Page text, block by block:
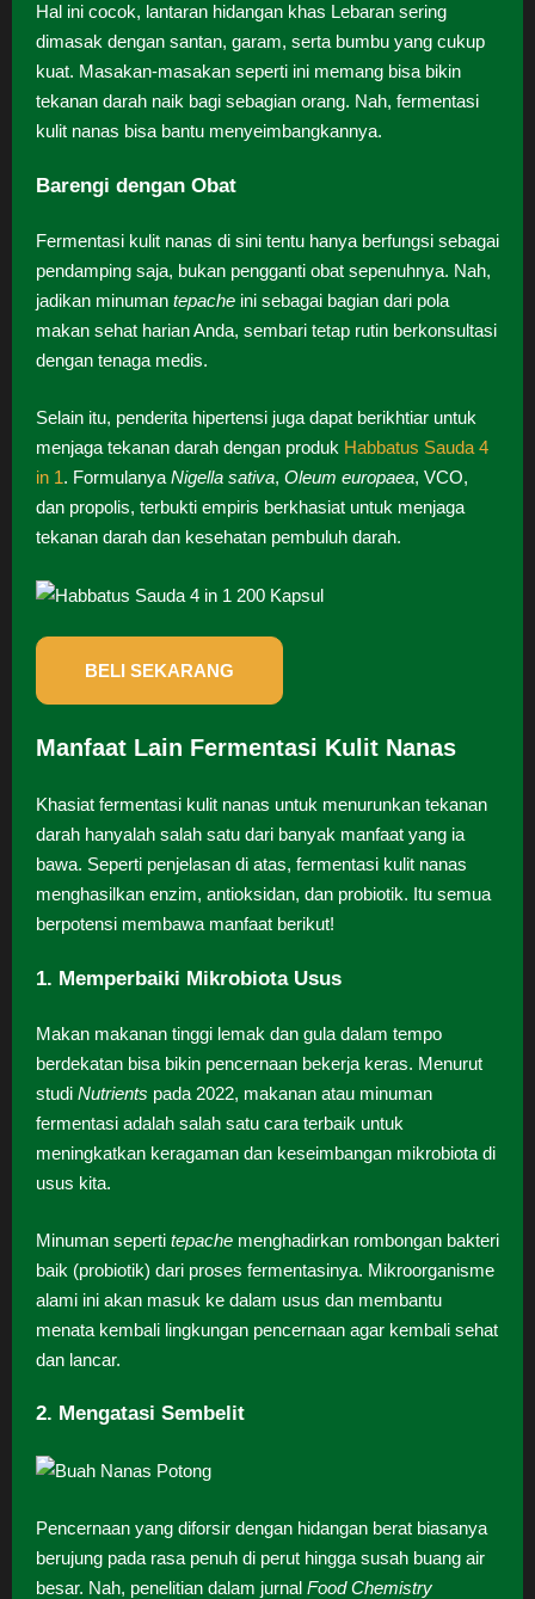
Hal ini cocok, lantaran hidangan khas Lebaran sering
dimasak dengan santan, garam, serta bumbu yang cukup
kuat. Masakan-masakan seperti ini memang bisa bikin
tekanan darah naik bagi sebagian orang. Nah, fermentasi
kulit nanas bisa bantu menyeimbangkannya.
Barengi dengan Obat
Fermentasi kulit nanas di sini tentu hanya berfungsi sebagai
pendamping saja, bukan pengganti obat sepenuhnya. Nah,
jadikan minuman tepache ini sebagai bagian dari pola
makan sehat harian Anda, sembari tetap rutin berkonsultasi
dengan tenaga medis.
Selain itu, penderita hipertensi juga dapat berikhtiar untuk
menjaga tekanan darah dengan produk Habbatus Sauda 4
in 1. Formulanya Nigella sativa, Oleum europaea, VCO,
dan propolis, terbukti empiris berkhasiat untuk menjaga
tekanan darah dan kesehatan pembuluh darah.
BELI SEKARANG
Manfaat Lain Fermentasi Kulit Nanas
Khasiat fermentasi kulit nanas untuk menurunkan tekanan
darah hanyalah salah satu dari banyak manfaat yang ia
bawa. Seperti penjelasan di atas, fermentasi kulit nanas
menghasilkan enzim, antioksidan, dan probiotik. Itu semua
berpotensi membawa manfaat berikut!
1. Memperbaiki Mikrobiota Usus
Makan makanan tinggi lemak dan gula dalam tempo
berdekatan bisa bikin pencernaan bekerja keras. Menurut
studi Nutrients pada 2022, makanan atau minuman
fermentasi adalah salah satu cara terbaik untuk
meningkatkan keragaman dan keseimbangan mikrobiota di
usus kita.
Minuman seperti tepache menghadirkan rombongan bakteri
baik (probiotik) dari proses fermentasinya. Mikroorganisme
alami ini akan masuk ke dalam usus dan membantu
menata kembali lingkungan pencernaan agar kembali sehat
dan lancar.
2. Mengatasi Sembelit
Pencernaan yang diforsir dengan hidangan berat biasanya
berujung pada rasa penuh di perut hingga susah buang air
besar. Nah, penelitian dalam jurnal Food Chemistry